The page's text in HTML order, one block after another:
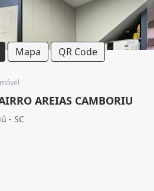
Mapa QR Code
AREIAS CAMBORIU
- SC